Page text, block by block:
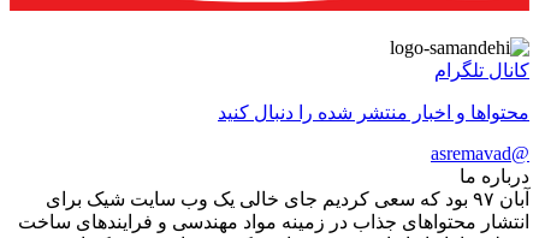
کانال تلگرام
محتواها و اخبار منتشر شده را دنبال کنید
@asremavad
درباره ما
آبان ۹۷ بود که سعی کردیم جای خالی یک وب سایت شیک برای
انتشار محتواهای جذاب در زمینه مواد مهندسی و فرایندهای ساخت